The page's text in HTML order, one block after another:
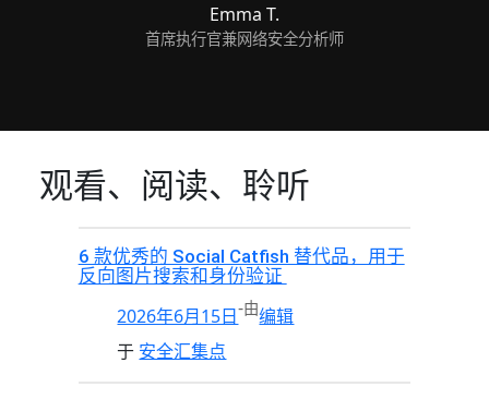
Emma T.
首席执行官兼网络安全分析师
观看、阅读、聆听
6 款优秀的 Social Catfish 替代品，用于
反向图片搜索和身份验证
2026年6月15日-由编辑
于 安全汇集点